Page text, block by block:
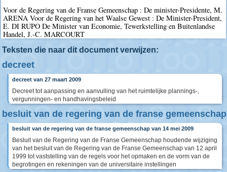
Voor de Regering van de Franse Gemeenschap : De minister-Presidente, M.
ARENA Voor de Regering van het Waalse Gewest : De Minister-President,
E. DI RUPO De Minister van Economie, Tewerkstelling en Buitenlandse
Handel, J.-C. MARCOURT
Teksten die naar dit document verwijzen:
decreet
decreet van 27 maart 2009
Decreet tot aanpassing en aanvulling van het ruimtelijke plannings-,
vergunningen- en handhavingsbeleid
besluit van de regering van de franse gemeenschap
besluit van de regering van de franse gemeenschap van 14 mei 2009
Besluit van de Regering van de Franse Gemeenschap houdende wijziging
van het besluit van de Regering van de Franse Gemeenschap van 12 april
1999 tot vaststelling van de regels voor het opmaken en de vorm van de
begrotingen en rekeningen van de universitaire instellingen